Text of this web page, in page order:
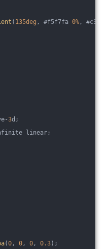
( 135deg , #f5f7fa 0%,
3d;
linear;
(0, 0, 0, 0.3);